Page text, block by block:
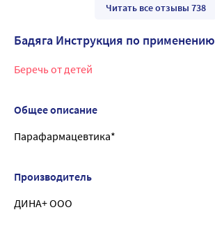
Читать все отзывы 738
Бадяга Инструкция по применению
Беречь от детей
Общее описание
Парафармацевтика*
Производитель
ДИНА+ ООО